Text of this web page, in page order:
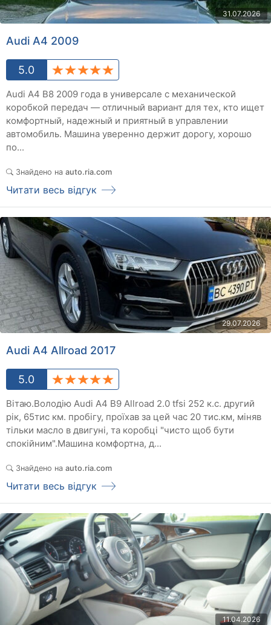
31.07.2026
Audi A4 2009
5.0
Audi A4 B8 2009 года в универсале с механической
коробкой передач — отличный вариант для тех, кто ищет
комфортный, надежный и приятный в управлении
автомобиль. Машина уверенно держит дорогу, хорошо
по...
Знайдено на auto.ria.com
Читати весь відгук
29.07.2026
Audi A4 Allroad 2017
5.0
Вітаю.Володію Audi A4 B9 Allroad 2.0 tfsi 252 к.с. другий
рік, 65тис км. пробігу, проїхав за цей час 20 тис.км, міняв
тільки масло в двигуні, та коробці "чисто щоб бути
спокійним".Машина комфортна, д...
Знайдено на auto.ria.com
Читати весь відгук
11.04.2026